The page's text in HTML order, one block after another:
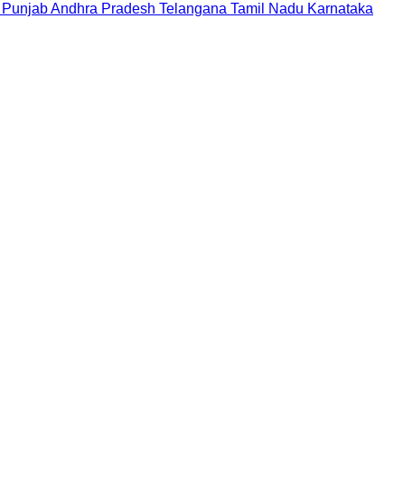
PunjabAndhra Pradesh Telangana Tamil Nadu Karnataka